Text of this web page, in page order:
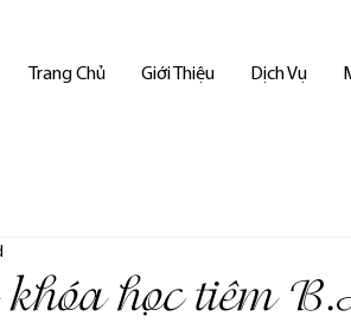
Trang Chủ Giới Thiệu Dịch Vụ
khóa học tiêm